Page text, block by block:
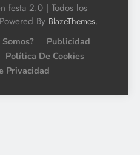
festa 2.0 | Todos los
By BlazeThemes.
Publicidad
Política De Cookies
Privacidad